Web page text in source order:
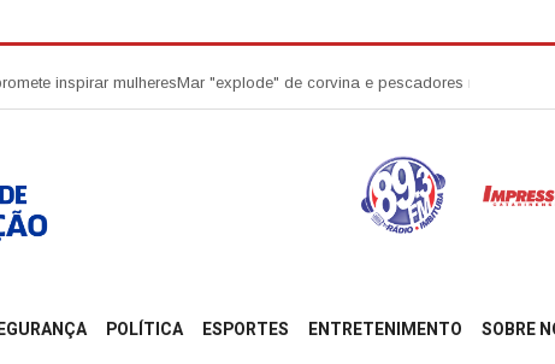
mulheresMar "explode" de corvina e pescadores retiram 20
POLÍTICA ESPORTES ENTRETENIMENTO SOBRE